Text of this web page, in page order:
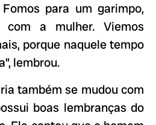
para um garimpo,
com a mulher. Viemos
porque naquele tempo
lembrou.
também se mudou com
boas lembranças do